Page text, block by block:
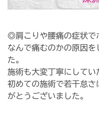
◎肩こりや腰痛の症状で
なんで痛むのかの原因
た。
施術も大変丁寧にしてい
初めての施術で若干怠さ
がとうございました。